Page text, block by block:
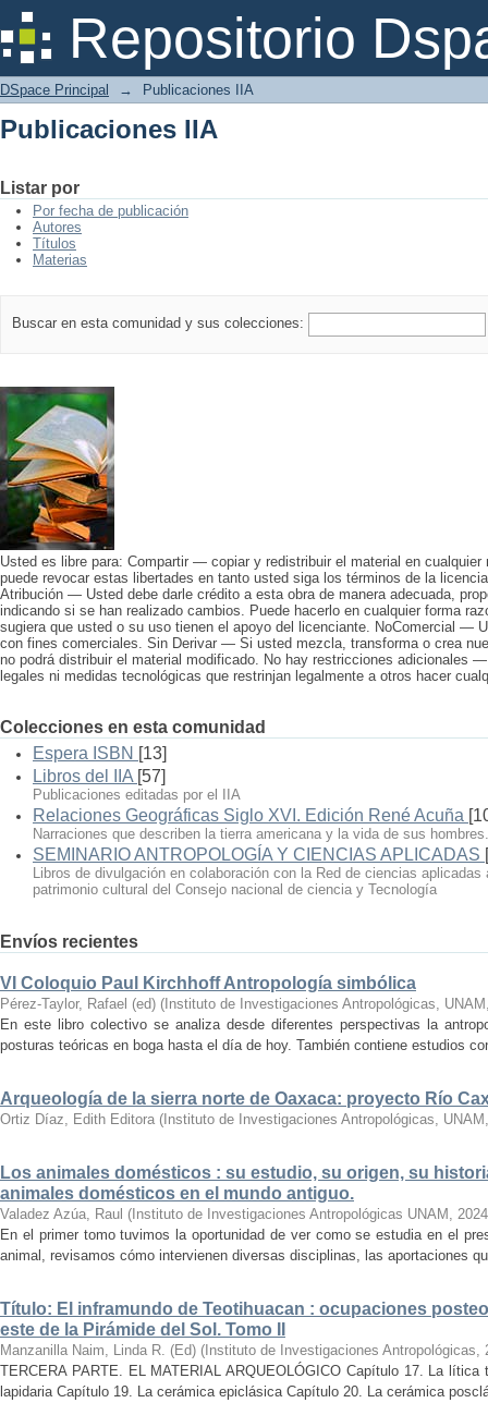
Repositorio
Publicaciones IIA
DSpace Principal → Publicaciones IIA
Publicaciones IIA
Listar por
Por fecha de publicación
Autores
Títulos
Materias
Buscar en esta comunidad y sus colecciones:
Usted es libre para: Compartir — copiar y redistribuir el material en
puede revocar estas libertades en tanto usted siga los términos de la
Atribución — Usted debe darle crédito a esta obra de manera adecuada,
indicando si se han realizado cambios. Puede hacerlo en cualquier forma
sugiera que usted o su uso tienen el apoyo del licenciante. NoComercial —
con fines comerciales. Sin Derivar — Si usted mezcla, transforma o crea
no podrá distribuir el material modificado. No hay restricciones adicionales
legales ni medidas tecnológicas que restrinjan legalmente a otros hacer
Colecciones en esta comunidad
Espera ISBN [13]
Libros del IIA [57]
Publicaciones editadas por el IIA
Relaciones Geográficas Siglo XVI. Edición René Acuña
Narraciones que describen la tierra americana y la vida de sus hombres.
SEMINARIO ANTROPOLOGÍA Y CIENCIAS APLICADAS
Libros de divulgación en colaboración con la Red de ciencias
patrimonio cultural del Consejo nacional de ciencia y Tecnología
Envíos recientes
VI Coloquio Paul Kirchhoff Antropología simbólica
Pérez-Taylor, Rafael (ed) ( Instituto de Investigaciones Antropológicas, UNAM
En este libro colectivo se analiza desde diferentes perspectivas la
posturas teóricas en boga hasta el día de hoy. También contiene estudios
Arqueología de la sierra norte de Oaxaca: proyecto Río
Ortiz Díaz, Edith Editora ( Instituto de Investigaciones Antropológicas, UNAM
Los animales domésticos : su estudio, su origen, su
animales domésticos en el mundo antiguo.
Valadez Azúa, Raul ( Instituto de Investigaciones Antropológicas UNAM , 2024
En el primer tomo tuvimos la oportunidad de ver como se estudia en el
animal, revisamos cómo intervienen diversas disciplinas, las aportaciones
Título: El inframundo de Teotihuacan : ocupaciones
este de la Pirámide del Sol. Tomo II
Manzanilla Naim, Linda R. (Ed) ( Instituto de Investigaciones Antropológicas,
TERCERA PARTE. EL MATERIAL ARQUEOLÓGICO Capítulo 17. La
lapidaria Capítulo 19. La cerámica epiclásica Capítulo 20. La cerámica